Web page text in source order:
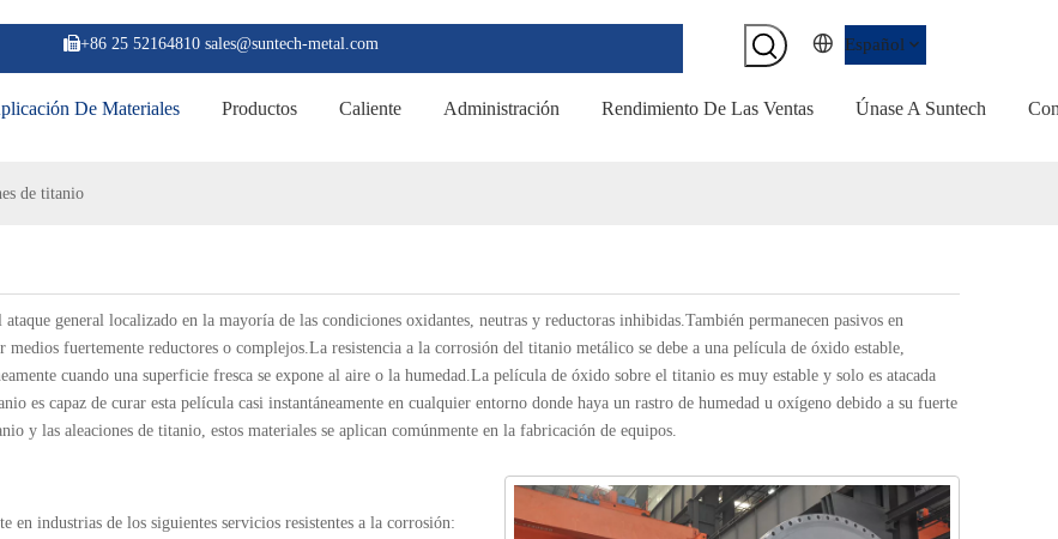
+86 25 52164810 sales@suntech-metal.com Español
De Materiales Productos Caliente Administración Rendimiento De Las Ventas Únase A Suntech
de titanio
general localizado en la mayoría de las condiciones oxidantes, neutras y reductoras inhibidas.También permanecen pasivos en
medios fuertemente reductores o complejos.La resistencia a la corrosión del titanio metálico se debe a una película de óxido estable,
cuando una superficie fresca se expone al aire o la humedad.La película de óxido sobre el titanio es muy estable y solo es atacada
es capaz de curar esta película casi instantáneamente en cualquier entorno donde haya un rastro de humedad u oxígeno debido a su fuerte
y las aleaciones de titanio, estos materiales se aplican comúnmente en la fabricación de equipos.
en industrias de los siguientes servicios resistentes a la corrosión: